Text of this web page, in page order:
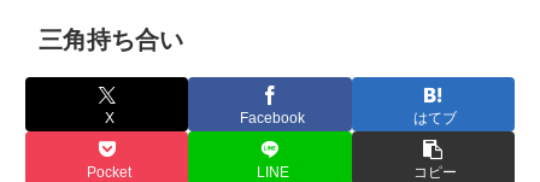
三角持ち合い
X Facebook はてブ
Pocket LINE コピー